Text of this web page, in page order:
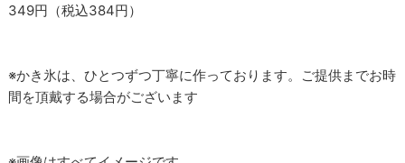
349円（税込384円）
※かき氷は、ひとつずつ丁寧に作っております。ご提供までお時
間を頂戴する場合がございます